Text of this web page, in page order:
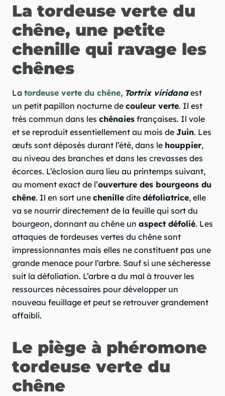
La tordeuse verte du
chêne, une petite
chenille qui ravage les
chênes
La tordeuse verte du chêne, Tortrix viridanaest
un petit papillon nocturne de couleur verte. Il est
très commun dans les chênaies françaises. Il vole
et se reproduit essentiellement au mois de Juin. Les
œufs sont déposés durant l’été, dans le houppier,
au niveau des branches et dans les crevasses des
écorces. L’éclosion aura lieu au printemps suivant,
au moment exact de l’ouverture des bourgeons du
chêne. Il en sort une chenille dite défoliatrice, elle
va se nourrir directement de la feuille qui sort du
bourgeon, donnant au chêne un aspect défolié. Les
attaques de tordeuses vertes du chêne sont
impressionnantes mais elles ne constituent pas une
grande menace pour l’arbre. Sauf si une sécheresse
suit la défoliation. L’arbre a du mal à trouver les
ressources nécessaires pour développer un
nouveau feuillage et peut se retrouver grandement
affaibli.
Le piège à phéromone
tordeuse verte du
chêne